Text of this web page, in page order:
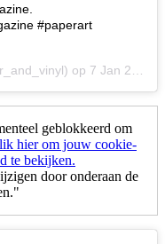
#paperart
op 7 Jan 2018 om 12:06 (PST)
geblokkeerd om
hier om jouw cookie-
te bekijken.
door onderaan de